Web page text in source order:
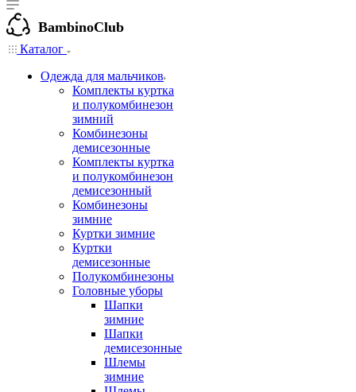
BambinoClub
Каталог
Одежда для мальчиков
Комплекты куртка
и полукомбинезон
зимний
Комбинезоны
демисезонные
Комплекты куртка
и полукомбинезон
демисезонный
Комбинезоны
зимние
Куртки зимние
Куртки
демисезонные
Полукомбинезоны
Головные уборы
Шапки
зимние
Шапки
демисезонные
Шлемы
зимние